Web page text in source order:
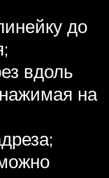
до
вдоль
на